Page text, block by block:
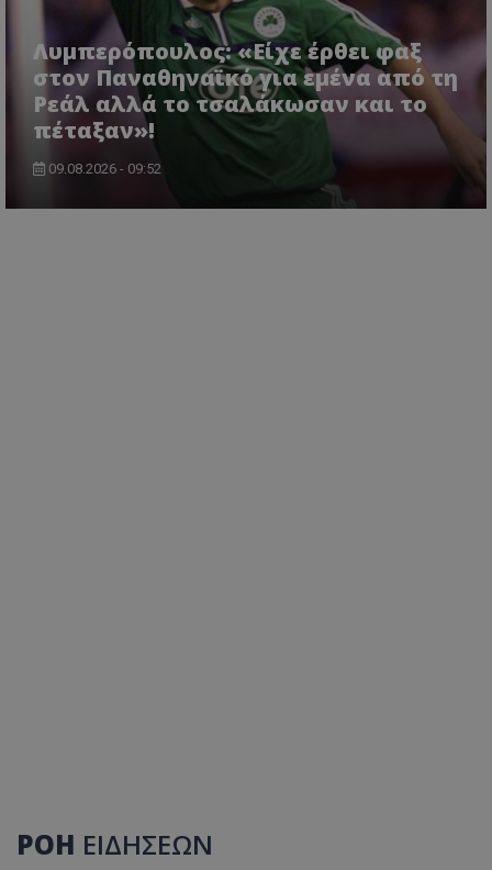
Λυμπερόπουλος: «Είχε έρθει φαξ
στον Παναθηναϊκό για εμένα από τη
Ρεάλ αλλά το τσαλάκωσαν και το
πέταξαν»!
09.08.2026 - 09:52
ΡΟΗ ΕΙΔΗΣΕΩΝ